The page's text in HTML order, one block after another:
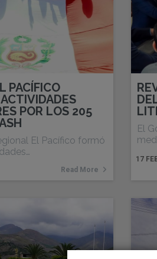
PACÍFICO
POR LOS 205
El Pacífico formó
Read More
17
El